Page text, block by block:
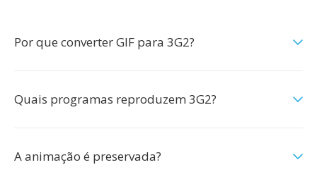
Por que converter GIF para 3G2?
Quais programas reproduzem 3G2?
A animação é preservada?